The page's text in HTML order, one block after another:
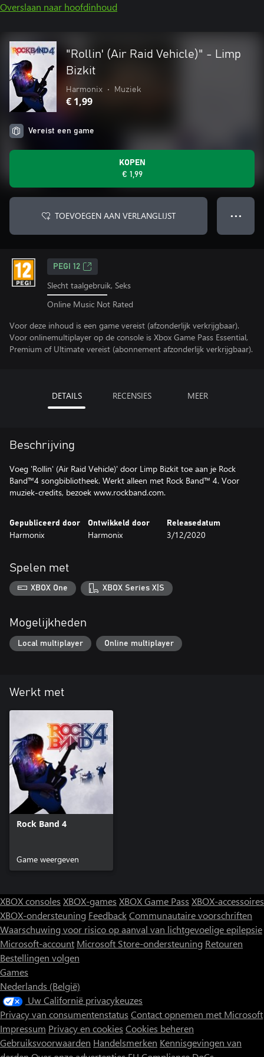
Overslaan naar hoofdinhoud
"Rollin' (Air Raid Vehicle)" - Limp
Bizkit
Harmonix • Muziek
€ 1,99
Vereist een game
KOPEN
€ 1,99
TOEVOEGEN AAN VERLANGLIJST ● ● ●
PEGI 12
Slecht taalgebruik, Seks
Online Music Not Rated
Voor deze inhoud is een game vereist (afzonderlijk verkrijgbaar).
Voor onlinemultiplayer op de console is Xbox Game Pass Essential,
Premium of Ultimate vereist (abonnement afzonderlijk verkrijgbaar).
DETAILS RECENSIES MEER
Beschrijving
Voeg 'Rollin' (Air Raid Vehicle)' door Limp Bizkit toe aan je Rock
Band™4 songbibliotheek. Werkt alleen met Rock Band™ 4. Voor
muziek-credits, bezoek www.rockband.com.
Gepubliceerd door
Harmonix
Ontwikkeld door
Harmonix
Releasedatum
3/12/2020
Spelen met
XBOX One XBOX Series X|S
Mogelijkheden
Local multiplayer Online multiplayer
Werkt met
Rock Band 4
Game weergeven
XBOX consoles XBOX-games XBOX Game Pass XBOX-accessoires
XBOX-ondersteuning FeedbackCommunautaire voorschriften
Waarschuwing voor risico op aanval van lichtgevoelige epilepsie
Microsoft-account Microsoft Store-ondersteuning Retouren
Bestellingen volgen
Games
Nederlands (België)
Uw Californië privacykeuzes
Privacy van consumentenstatus Contact opnemen met Microsoft
Impressum Privacy en cookies Cookies beheren
Gebruiksvoorwaarden Handelsmerken Kennisgevingen van